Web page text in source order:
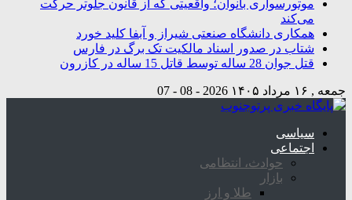
موتورسواری بانوان؛ واقعیتی که از قانون جلوتر حرکت
می‌کند
همکاری دانشگاه صنعتی شیراز و آبفا کلید خورد
شتاب در صدور اسناد مالکیت تک برگ در فارس
قتل جوان 28 ساله توسط قاتل 15 ساله در کازرون
جمعه , ۱۶ مرداد ۱۴۰۵ 2026 - 08 - 07
سیاسی
اجتماعی
حوادث، انتظامی
بازار
طلا و ارز